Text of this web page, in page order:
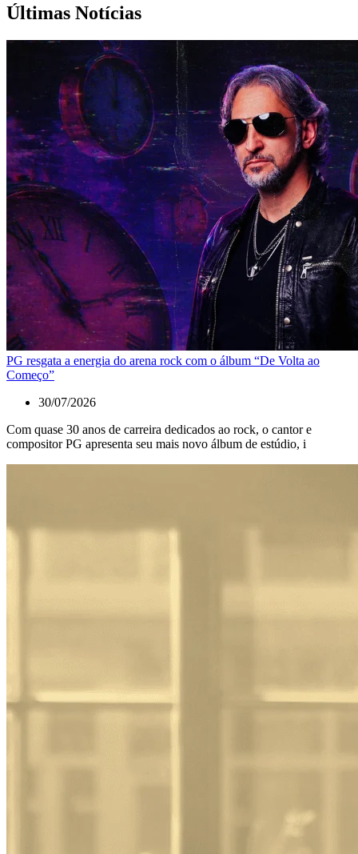
Últimas Notícias
PG resgata a energia do arena rock com o álbum “De Volta ao
Começo”
30/07/2026
Com quase 30 anos de carreira dedicados ao rock, o cantor e
compositor PG apresenta seu mais novo álbum de estúdio, i